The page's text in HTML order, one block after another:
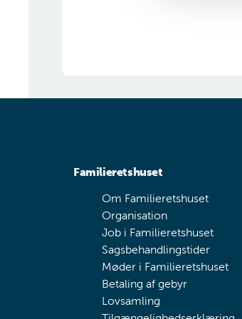
Familieretshuset
Om Familieretshuset
Organisation
Job i Familieretshuset
Sagsbehandlingstider
Møder i Familieretshuset
Betaling af gebyr
Lovsamling